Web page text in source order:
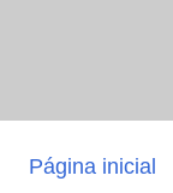
Página inicial